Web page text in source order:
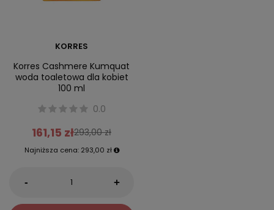
KORRES
Korres Cashmere Kumquat
woda toaletowa dla kobiet
100 ml
0.0
161,15 zł293,00 zł
Najniższa cena: 293,00 zł
- +